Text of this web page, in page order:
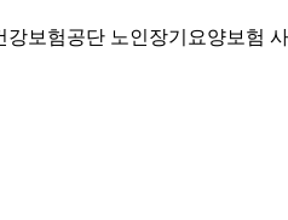
보험공단 노인장기요양보험